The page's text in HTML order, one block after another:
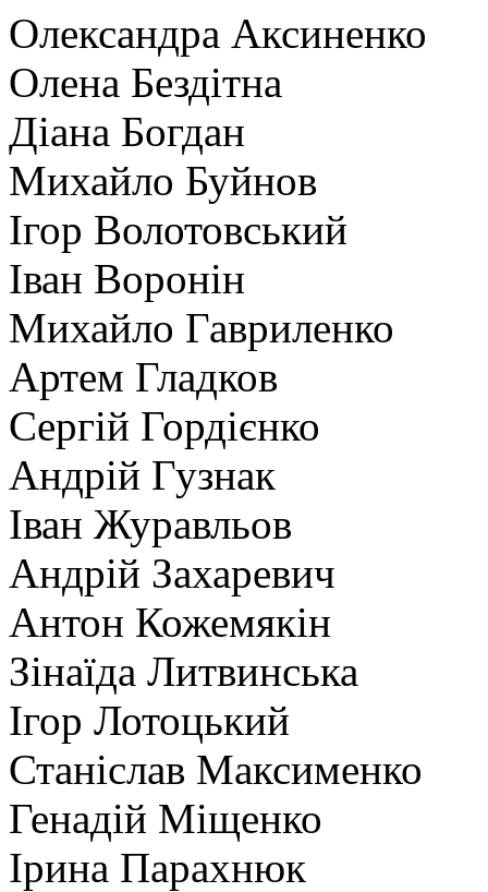
Олександра Аксиненко
Олена Бездітна
Діана Богдан
Михайло Буйнов
Ігор Волотовський
Іван Воронін
Михайло Гавриленко
Артем Гладков
Сергій Гордієнко
Андрій Гузнак
Іван Журавльов
Андрій Захаревич
Антон Кожемякін
Зінаїда Литвинська
Ігор Лотоцький
Станіслав Максименко
Генадій Міщенко
Ірина Парахнюк